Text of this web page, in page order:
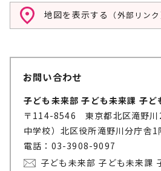
地図を表示する （外部リンク
お問い合わせ
子ども未来部 子ども未来課 子ど
〒114-8546 東京都北区滝野川
中学校）北区役所滝野川分庁舎1
電話：03-3908-9097
子ども未来部 子ども未来課